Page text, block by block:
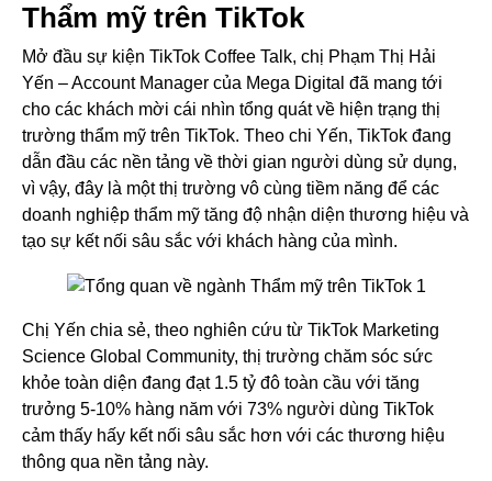
Thẩm mỹ trên TikTok
Mở đầu sự kiện TikTok Coffee Talk, chị Phạm Thị Hải
Yến – Account Manager của Mega Digital đã mang tới
cho các khách mời cái nhìn tổng quát về hiện trạng thị
trường thẩm mỹ trên TikTok. Theo chi Yến, TikTok đang
dẫn đầu các nền tảng về thời gian người dùng sử dụng,
vì vậy, đây là một thị trường vô cùng tiềm năng để các
doanh nghiệp thẩm mỹ tăng độ nhận diện thương hiệu và
tạo sự kết nối sâu sắc với khách hàng của mình.
Chị Yến chia sẻ, theo nghiên cứu từ TikTok Marketing
Science Global Community, thị trường chăm sóc sức
khỏe toàn diện đang đạt 1.5 tỷ đô toàn cầu với tăng
trưởng 5-10% hàng năm với 73% người dùng TikTok
cảm thấy hấy kết nối sâu sắc hơn với các thương hiệu
thông qua nền tảng này.